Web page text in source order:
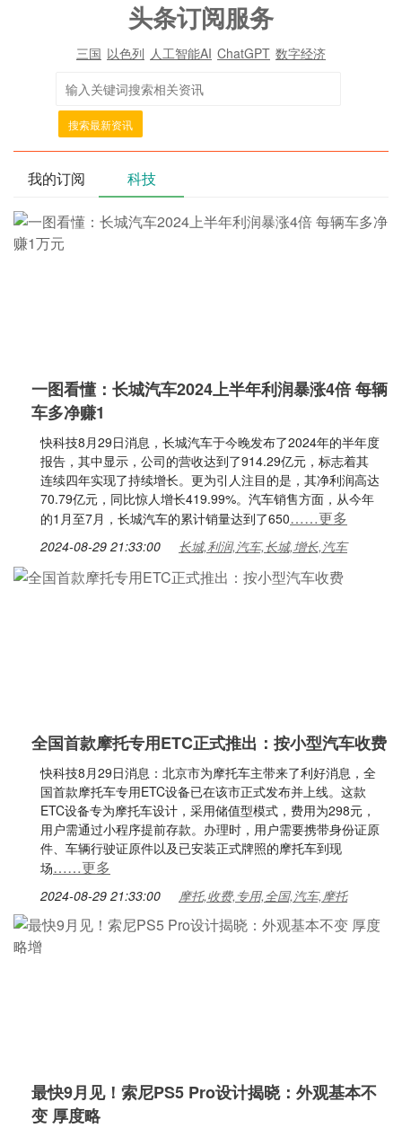
头条订阅服务
三国 以色列 人工智能AI ChatGPT 数字经济
搜索最新资讯
我的订阅 科技
一图看懂：长城汽车2024上半年利润暴涨4倍 每辆
车多净赚1
快科技8月29日消息，长城汽车于今晚发布了2024年的半年度
报告，其中显示，公司的营收达到了914.29亿元，标志着其
连续四年实现了持续增长。更为引人注目的是，其净利润高达
70.79亿元，同比惊人增长419.99%。汽车销售方面，从今年
的1月至7月，长城汽车的累计销量达到了650……更多
2024-08-29 21:33:00 长城,利润,汽车,长城,增长,汽车
全国首款摩托专用ETC正式推出：按小型汽车收费
快科技8月29日消息：北京市为摩托车主带来了利好消息，全
国首款摩托车专用ETC设备已在该市正式发布并上线。这款
ETC设备专为摩托车设计，采用储值型模式，费用为298元，
用户需通过小程序提前存款。办理时，用户需要携带身份证原
件、车辆行驶证原件以及已安装正式牌照的摩托车到现
场……更多
2024-08-29 21:33:00 摩托,收费,专用,全国,汽车,摩托
最快9月见！索尼PS5 Pro设计揭晓：外观基本不
变 厚度略